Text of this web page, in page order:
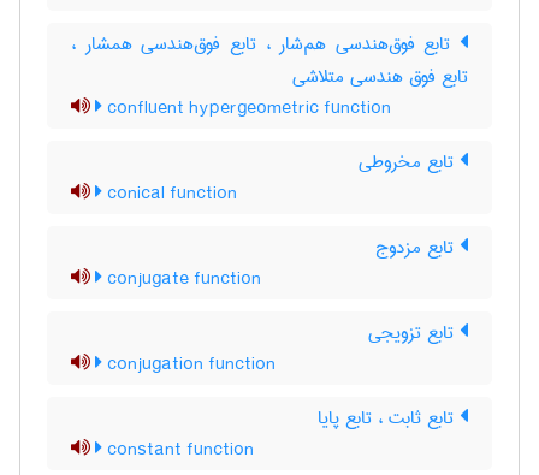
تابع فوق‌هندسی هم‌شار ، تابع فوق‌هندسی همشار ،
تابع فوق هندسی متلاشی
confluent hypergeometric function
تابع مخروطی
conical function
تابع مزدوج
conjugate function
تابع تزویجی
conjugation function
تابع ثابت ، تابع پایا
constant function